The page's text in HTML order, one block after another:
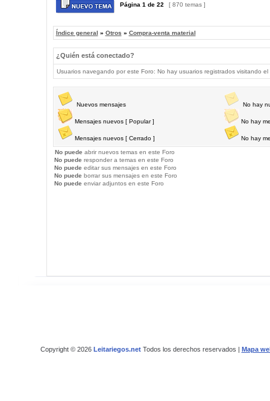
Página 1 de 22 [ 870 temas ]
Índice general » Otros » Compra-venta material
¿Quién está conectado?
Usuarios navegando por este Foro: No hay usuarios registrados visitando
Nuevos mensajes
Mensajes nuevos [ Popular ]
Mensajes nuevos [ Cerrado ]
No hay
No hay
No hay
No puede abrir nuevos temas en este Foro
No puede responder a temas en este Foro
No puede editar sus mensajes en este Foro
No puede borrar sus mensajes en este Foro
No puede enviar adjuntos en este Foro
Copyright © 2026 Leitariegos.netTodos los derechos reservados | Mapa